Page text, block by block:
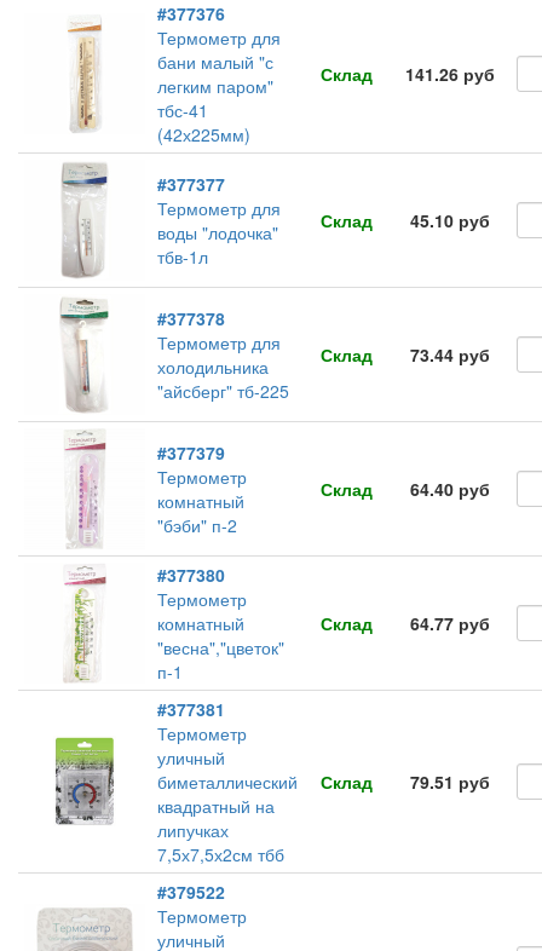
#377376
Термометр для
бани малый "с
легким паром"
тбс-41
(42х225мм)
Склад 141.26 руб
#377377
Термометр для
воды "лодочка"
тбв-1л
Склад 45.10 руб
#377378
Термометр для
холодильника
"айсберг" тб-225
Склад 73.44 руб
#377379
Термометр
комнатный
"бэби" п-2
Склад 64.40 руб
#377380
Термометр
комнатный
"весна","цветок"
п-1
Склад 64.77 руб
#377381
Термометр
уличный
биметаллический
квадратный на
липучках
7,5х7,5х2см тбб
Склад 79.51 руб
#379522
Термометр
уличный